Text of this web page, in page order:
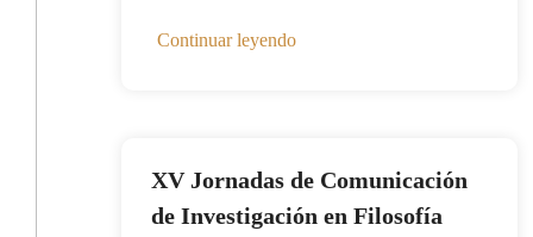
Continuar leyendo
XV Jornadas de Comunicación
de Investigación en Filosofía